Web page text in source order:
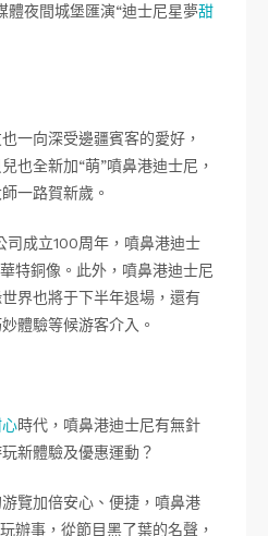
體夜間城堡匯演“迪士尼星夢甜
一向深受邊疆賓客的愛好，
也全新加“萌”噴鼻港迪士尼，
一路賀新歲。
司成立100周年，噴鼻港迪士
特銅像。此外，噴鼻港迪士尼
界也將于下半年退場，還有
體驗等候游客介入。
時代，噴鼻港迪士尼有無針
新體驗及優惠運動？
覽加倍安心、便捷，噴鼻港
辦事，從節目黑了葉的名聲，